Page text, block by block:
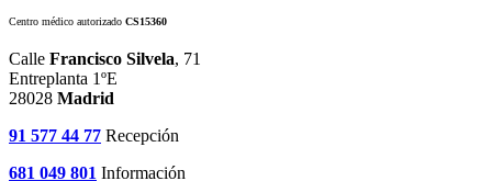
Centro médico autorizado CS15360
Calle Francisco Silvela, 71
Entreplanta 1ºE
28028 Madrid
91 577 44 77 Recepción
681 049 801 Información